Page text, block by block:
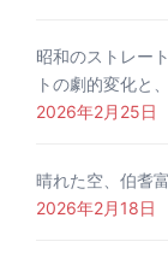
昭和のストレー
トの劇的変化と
2026年2月25日
晴れた空、伯耆
2026年2月18日